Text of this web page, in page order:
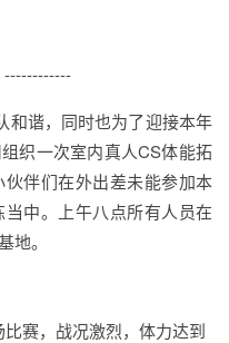
------------
谐，同时也为了迎接本年
织一次室内真人CS体能拓
伴们在外出差未能参加本
中。上午八点所有人员在
地。
赛，战况激烈，体力达到